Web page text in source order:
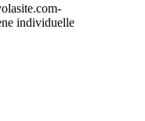
individuelle